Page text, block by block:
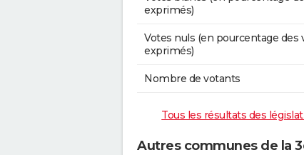
exprimés)
Votes nuls (en pourcentage des
exprimés)
Nombre de votants
Tous les résultats des
Autres communes de la